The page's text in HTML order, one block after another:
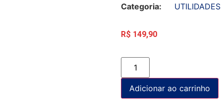
Categoria:
UTILIDADES
R$ 149,90
Adicionar ao carrinho